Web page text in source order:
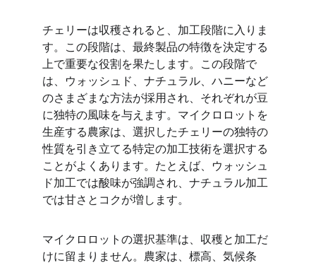
チェリーは収穫されると、加工段階に入りま
す。この段階は、最終製品の特徴を決定する
上で重要な役割を果たします。この段階で
は、ウォッシュド、ナチュラル、ハニーなど
のさまざまな方法が採用され、それぞれが豆
に独特の風味を与えます。マイクロロットを
生産する農家は、選択したチェリーの独特の
性質を引き立てる特定の加工技術を選択する
ことがよくあります。たとえば、ウォッシュ
ド加工では酸味が強調され、ナチュラル加工
では甘さとコクが増します。
マイクロロットの選択基準は、収穫と加工だ
けに留まりません。農家は、標高、気候条